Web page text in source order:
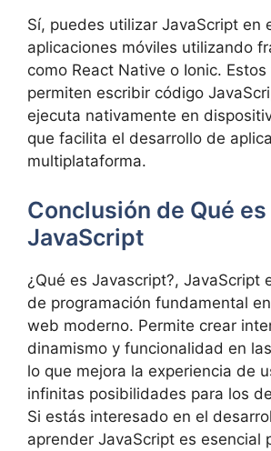
Sí, puedes utilizar JavaScript en
aplicaciones móviles utilizando
como React Native o Ionic.
permiten escribir código
ejecuta nativamente en
que facilita el desarrollo de
multiplataforma.
Conclusión de Qué es
JavaScript
¿Qué es Javascript?, JavaScript
de programación fundamental
web moderno. Permite crear
dinamismo y funcionalidad en
lo que mejora la experiencia de
infinitas posibilidades para los
Si estás interesado en el
aprender JavaScript es esencial